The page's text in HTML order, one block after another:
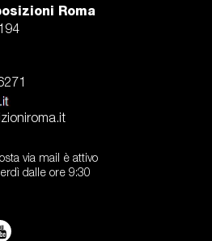
Roma
via mail è attivo
dalle ore 9:30